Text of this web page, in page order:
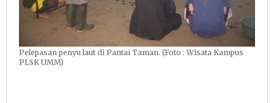
Pelepasan penyu laut di Pantai Taman. (Foto : Wisata Kampus
PLSK UMM)